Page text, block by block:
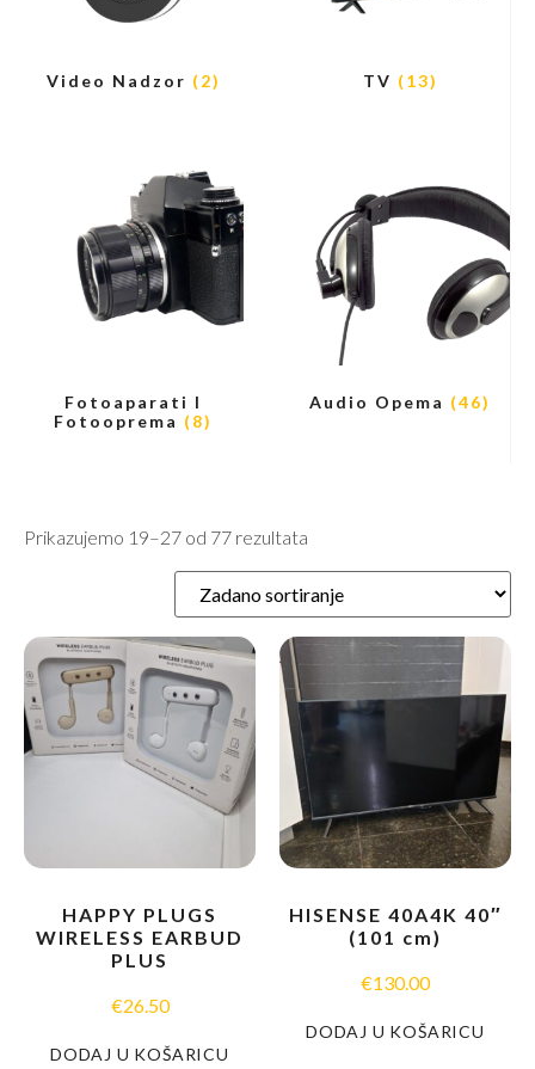
Video Nadzor (2) TV (13)
Fotoaparati I
Fotooprema (8)
Audio Opema (46)
Prikazujemo 19–27 od 77 rezultata
HAPPY PLUGS
WIRELESS EARBUD
PLUS
€26.50
DODAJ U KOŠARICU
HISENSE 40A4K 40″
(101 cm)
€130.00
DODAJ U KOŠARICU